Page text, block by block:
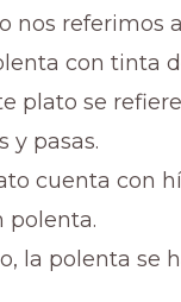
nos referimos
con tinta
plato se
y pasas.
cuenta con
polenta.
la polenta se